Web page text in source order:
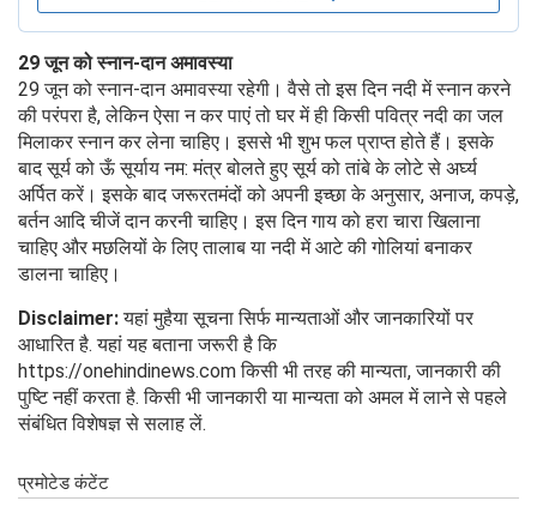
29 जून को स्नान-दान अमावस्या
29 जून को स्नान-दान अमावस्या रहेगी। वैसे तो इस दिन नदी में स्नान करने
की परंपरा है, लेकिन ऐसा न कर पाएं तो घर में ही किसी पवित्र नदी का जल
मिलाकर स्नान कर लेना चाहिए। इससे भी शुभ फल प्राप्त होते हैं। इसके
बाद सूर्य को ऊँ सूर्याय नम: मंत्र बोलते हुए सूर्य को तांबे के लोटे से अर्घ्य
अर्पित करें। इसके बाद जरूरतमंदों को अपनी इच्छा के अनुसार, अनाज, कपड़े,
बर्तन आदि चीजें दान करनी चाहिए। इस दिन गाय को हरा चारा खिलाना
चाहिए और मछलियों के लिए तालाब या नदी में आटे की गोलियां बनाकर
डालना चाहिए।
Disclaimer:यहां मुहैया सूचना सिर्फ मान्यताओं और जानकारियों पर
आधारित है. यहां यह बताना जरूरी है कि
https://onehindinews.com किसी भी तरह की मान्यता, जानकारी की
पुष्टि नहीं करता है. किसी भी जानकारी या मान्यता को अमल में लाने से पहले
संबंधित विशेषज्ञ से सलाह लें.